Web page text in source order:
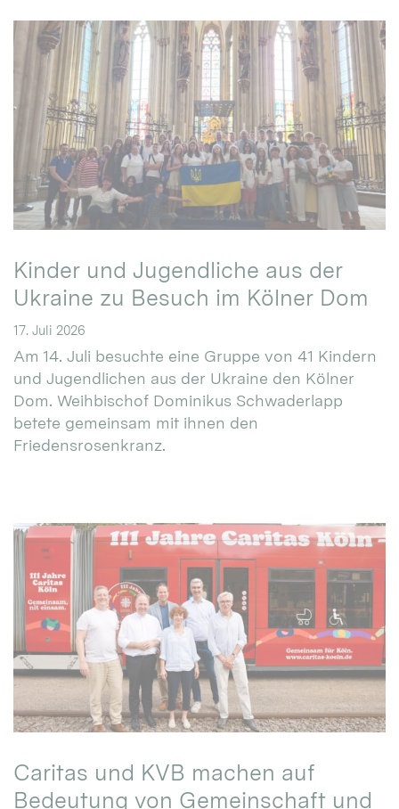
Kinder und Jugendliche aus der
Ukraine zu Besuch im Kölner Dom
17. Juli 2026
Am 14. Juli besuchte eine Gruppe von 41 Kindern
und Jugendlichen aus der Ukraine den Kölner
Dom. Weihbischof Dominikus Schwaderlapp
betete gemeinsam mit ihnen den
Friedensrosenkranz.
Caritas und KVB machen auf
Bedeutung von Gemeinschaft und